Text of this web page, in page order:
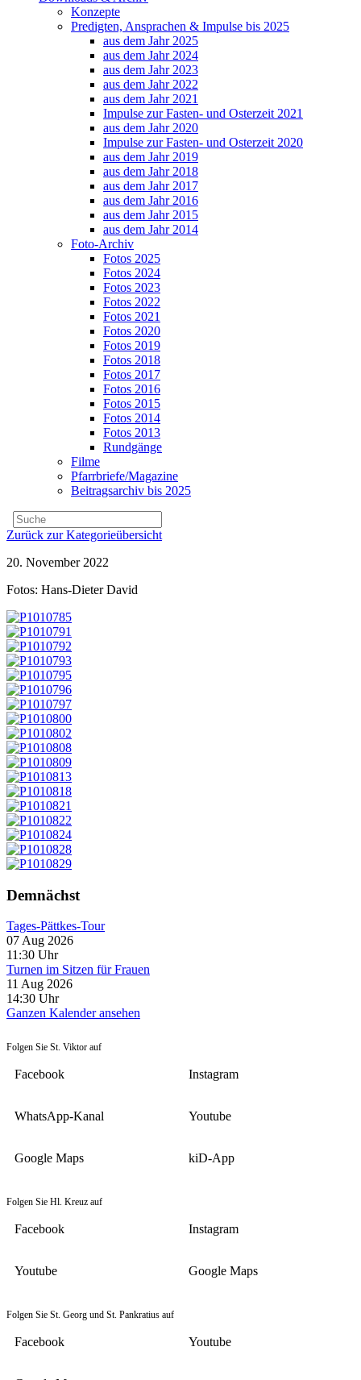
Konzepte
Predigten, Ansprachen & Impulse bis 2025
aus dem Jahr 2025
aus dem Jahr 2024
aus dem Jahr 2023
aus dem Jahr 2022
aus dem Jahr 2021
Impulse zur Fasten- und Osterzeit 2021
aus dem Jahr 2020
Impulse zur Fasten- und Osterzeit 2020
aus dem Jahr 2019
aus dem Jahr 2018
aus dem Jahr 2017
aus dem Jahr 2016
aus dem Jahr 2015
aus dem Jahr 2014
Foto-Archiv
Fotos 2025
Fotos 2024
Fotos 2023
Fotos 2022
Fotos 2021
Fotos 2020
Fotos 2019
Fotos 2018
Fotos 2017
Fotos 2016
Fotos 2015
Fotos 2014
Fotos 2013
Rundgänge
Filme
Pfarrbriefe/Magazine
Beitragsarchiv bis 2025
Zurück zur Kategorieübersicht
20. November 2022
Fotos: Hans-Dieter David
Demnächst
Tages-Pättkes-Tour
07 Aug 2026
11:30 Uhr
Turnen im Sitzen für Frauen
11 Aug 2026
14:30 Uhr
Ganzen Kalender ansehen
Folgen Sie St. Viktor auf
Facebook Instagram
WhatsApp-Kanal Youtube
Google Maps kiD-App
Folgen Sie Hl. Kreuz auf
Facebook Instagram
Youtube Google Maps
Folgen Sie St. Georg und St. Pankratius auf
Facebook Youtube